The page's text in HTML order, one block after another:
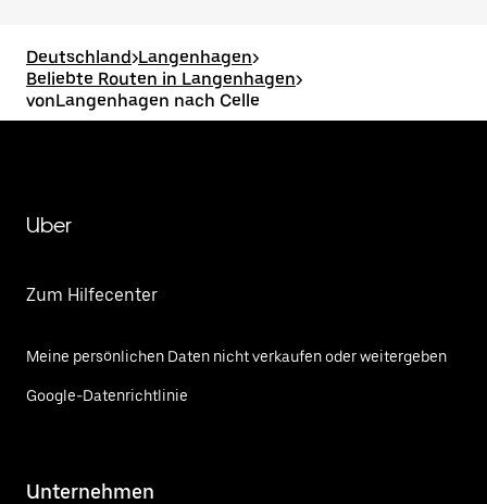
Deutschland>Langenhagen>
Beliebte Routen in Langenhagen>
vonLangenhagen nach Celle
Uber
Zum Hilfecenter
Meine persönlichen Daten nicht verkaufen oder weitergeben
Google-Datenrichtlinie
Unternehmen